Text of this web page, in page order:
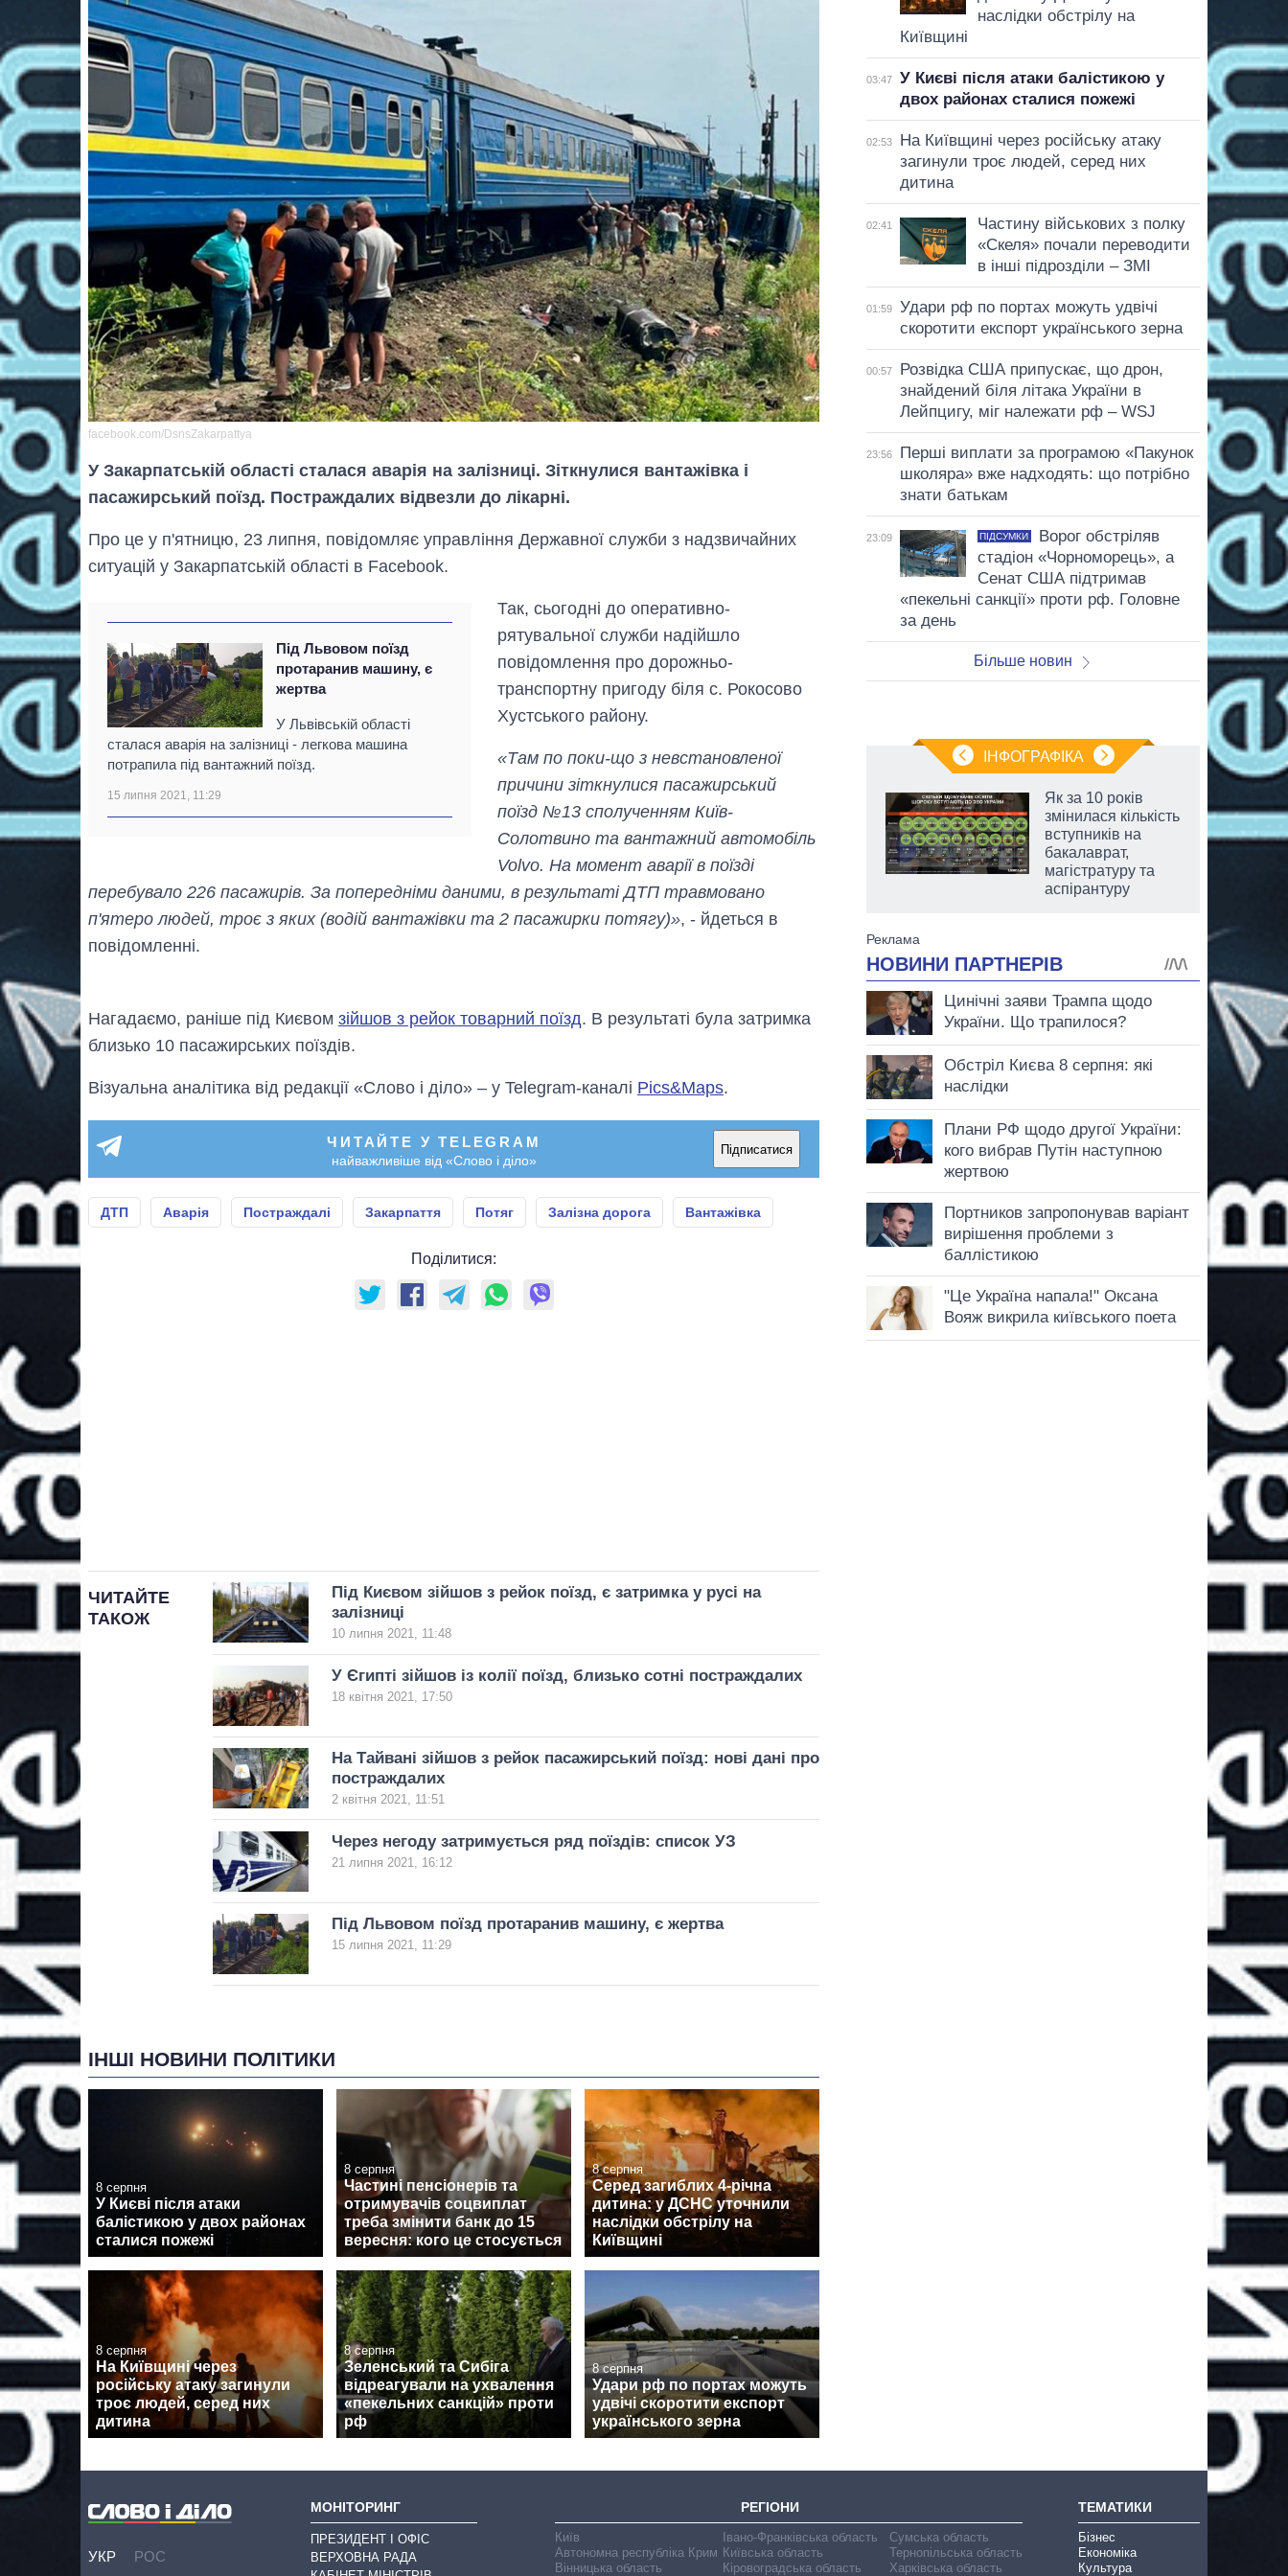
facebook.com/DsnsZakarpattya
У Закарпатській області сталася аварія на залізниці. Зіткнулися вантажівка і
пасажирський поїзд. Постраждалих відвезли до лікарні.
Про це у п'ятницю, 23 липня, повідомляє управління Державної служби з надзвичайних
ситуацій у Закарпатській області в Facebook.
Під Львовом поїзд
протаранив машину, є
жертва
У Львівській області
сталася аварія на залізниці - легкова машина
потрапила під вантажний поїзд.
15 липня 2021, 11:29
Так, сьогодні до оперативно-
рятувальної служби надійшло
повідомлення про дорожньо-
транспортну пригоду біля с. Рокосово
Хустського району.
«Там по поки-що з невстановленої
причини зіткнулися пасажирський
поїзд №13 сполученням Київ-
Солотвино та вантажний автомобіль
Volvo. На момент аварії в поїзді
перебувало 226 пасажирів. За попередніми даними, в результаті ДТП травмовано
п'ятеро людей, троє з яких (водій вантажівки та 2 пасажирки потягу)», - йдеться в
повідомленні.
Нагадаємо, раніше під Києвом зійшов з рейок товарний поїзд. В результаті була затримка
близько 10 пасажирських поїздів.
Візуальна аналітика від редакції «Слово і діло» – у Telegram-каналі Pics&Maps.
ЧИТАЙТЕ У TELEGRAM
найважливіше від «Слово і діло»
Підписатися
ДТП Аварія Постраждалі Закарпаття Потяг Залізна дорога Вантажівка
Поділитися:
ЧИТАЙТЕ
ТАКОЖ
Під Києвом зійшов з рейок поїзд, є затримка у русі на
залізниці
10 липня 2021, 11:48
У Єгипті зійшов із колії поїзд, близько сотні постраждалих
18 квітня 2021, 17:50
На Тайвані зійшов з рейок пасажирський поїзд: нові дані про
постраждалих
2 квітня 2021, 11:51
Через негоду затримується ряд поїздів: список УЗ
21 липня 2021, 16:12
Під Львовом поїзд протаранив машину, є жертва
15 липня 2021, 11:29
ІНШІ НОВИНИ ПОЛІТИКИ
8 серпня
У Києві після атаки
балістикою у двох районах
сталися пожежі
8 серпня
Частині пенсіонерів та
отримувачів соцвиплат
треба змінити банк до 15
вересня: кого це стосується
8 серпня
Серед загиблих 4-річна
дитина: у ДСНС уточнили
наслідки обстрілу на
Київщині
8 серпня
На Київщині через
російську атаку загинули
троє людей, серед них
дитина
8 серпня
Зеленський та Сибіга
відреагували на ухвалення
«пекельних санкцій» проти
рф
8 серпня
Удари рф по портах можуть
удвічі скоротити експорт
українського зерна
наслідки обстрілу на
Київщині
03:47
У Києві після атаки балістикою у
двох районах сталися пожежі
02:53
На Київщині через російську атаку
загинули троє людей, серед них
дитина
02:41
Частину військових з полку
«Скеля» почали переводити
в інші підрозділи – ЗМІ
01:59
Удари рф по портах можуть удвічі
скоротити експорт українського зерна
00:57
Розвідка США припускає, що дрон,
знайдений біля літака України в
Лейпцигу, міг належати рф – WSJ
23:56
Перші виплати за програмою «Пакунок
школяра» вже надходять: що потрібно
знати батькам
23:09 ПІДСУМКИ
Ворог обстріляв
стадіон «Чорноморець», а
Сенат США підтримав
«пекельні санкції» проти рф. Головне
за день
Більше новин
ІНФОГРАФІКА
Від 1 місяця – до 5
років: хто і як
довго обіймав
СЗР
Як за 10 років
змінилася кількість
вступників на
бакалаврат,
магістратуру та
аспірантуру
УКР РОС
МОНІТОРИНГ
ПРЕЗИДЕНТ І ОФІС
ВЕРХОВНА РАДА
РЕГІОНИ
Київ
Автономна республіка Крим
Вінницька область
Івано-Франківська область
Київська область
Кіровоградська область
Сумська область
Тернопільська область
Харківська область
ТЕМАТИКИ
Бізнес
Економіка
Культура